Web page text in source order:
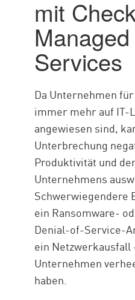
mit
Services
Da Unternehmen
immer mehr auf IT-
angewiesen sind,
Unterbrechung
Produktivität und
Unternehmens
Schwerwiegendere
ein Ransomware-
Denial-of-Service-
ein Netzwerkausfall
Unternehmen
haben.